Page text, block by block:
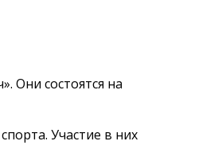
Они состоятся на
Участие в них